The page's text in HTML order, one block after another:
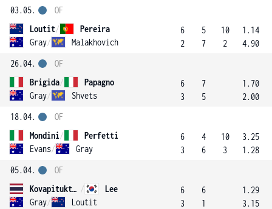
03.05.
Loutit/
Pereira
Gray/ Malakhovich
OF
6
2
5
7
10
2
1.14
4.90
26.04.
Brigida/
Papagno
Gray/ Shvets
OF
6
3
7
5
1.70
2.00
18.04.
Mondini/
Perfetti
Evans/ Gray
OF
6
3
4
6
10
3
3.25
1.28
05.04.
Kovapitukted /
Lee
Gray/ Loutit
OF
6
3
6
1
1.29
3.15